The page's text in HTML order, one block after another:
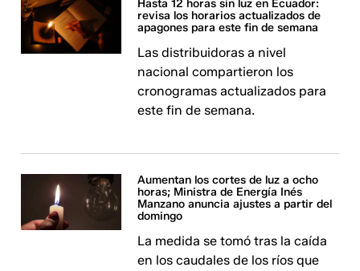
Hasta 12 horas sin luz en Ecuador:
revisa los horarios actualizados de
apagones para este fin de semana
Las distribuidoras a nivel
nacional compartieron los
cronogramas actualizados para
este fin de semana.
Aumentan los cortes de luz a ocho
horas; Ministra de Energía Inés
Manzano anuncia ajustes a partir del
domingo
La medida se tomó tras la caída
en los caudales de los ríos que